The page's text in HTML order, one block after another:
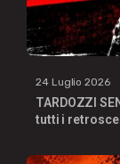
24 Luglio 2026
TARDOZZI
tutti i